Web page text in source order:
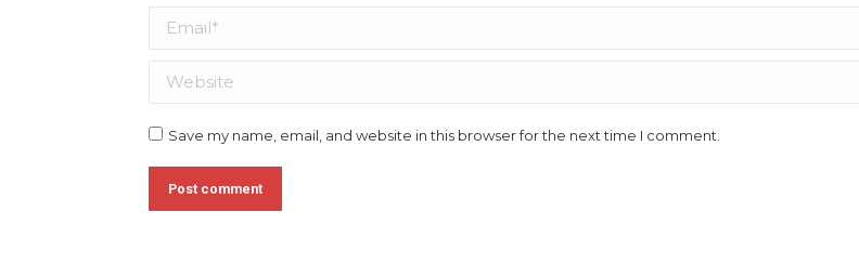
Save my name, email, and website in this browser for the next time I comment.
Post comment